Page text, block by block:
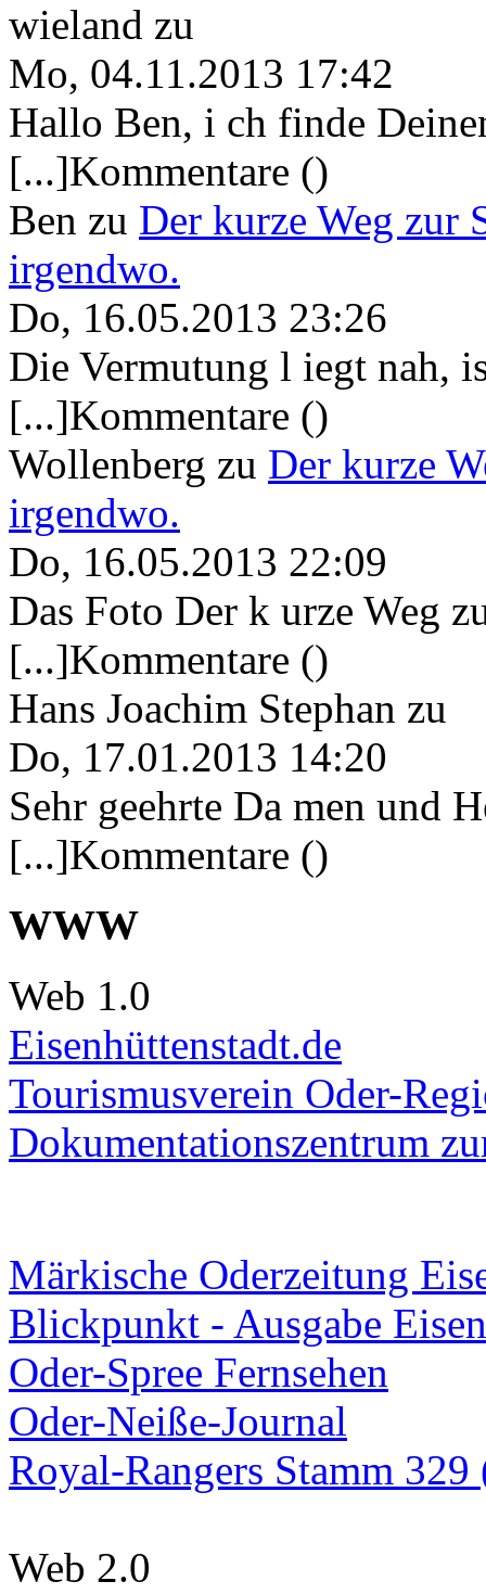
wieland zu
Mo, 04.11.2013 17:42
Hallo Ben, i ch finde
[...]Kommentare ()
Ben zu Der kurze Weg zur
irgendwo.
Do, 16.05.2013 23:26
Die Vermutung l iegt nah,
[...]Kommentare ()
Wollenberg zu Der kurze
irgendwo.
Do, 16.05.2013 22:09
Das Foto Der k urze Weg
[...]Kommentare ()
Hans Joachim Stephan zu
Do, 17.01.2013 14:20
Sehr geehrte Da men und
[...]Kommentare ()
WWW
Web 1.0
Eisenhüttenstadt.de
Tourismusverein Oder-
Dokumentationszentrum
Märkische Oderzeitung
Blickpunkt - Ausgabe
Oder-Spree Fernsehen
Oder-Neiße-Journal
Royal-Rangers Stamm
Web 2.0